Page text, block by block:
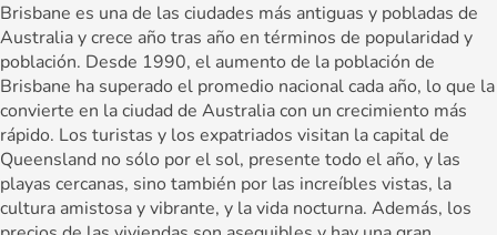
Brisbane es una de las ciudades más antiguas y pobladas de
Australia y crece año tras año en términos de popularidad y
población. Desde 1990, el aumento de la población de
Brisbane ha superado el promedio nacional cada año, lo que la
convierte en la ciudad de Australia con un crecimiento más
rápido. Los turistas y los expatriados visitan la capital de
Queensland no sólo por el sol, presente todo el año, y las
playas cercanas, sino también por las increíbles vistas, la
cultura amistosa y vibrante, y la vida nocturna. Además, los